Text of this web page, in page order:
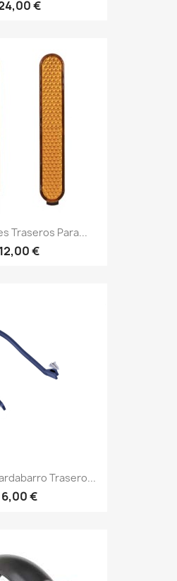
€
Traseros Para...
12,00 €
Trasero...
6,00 €